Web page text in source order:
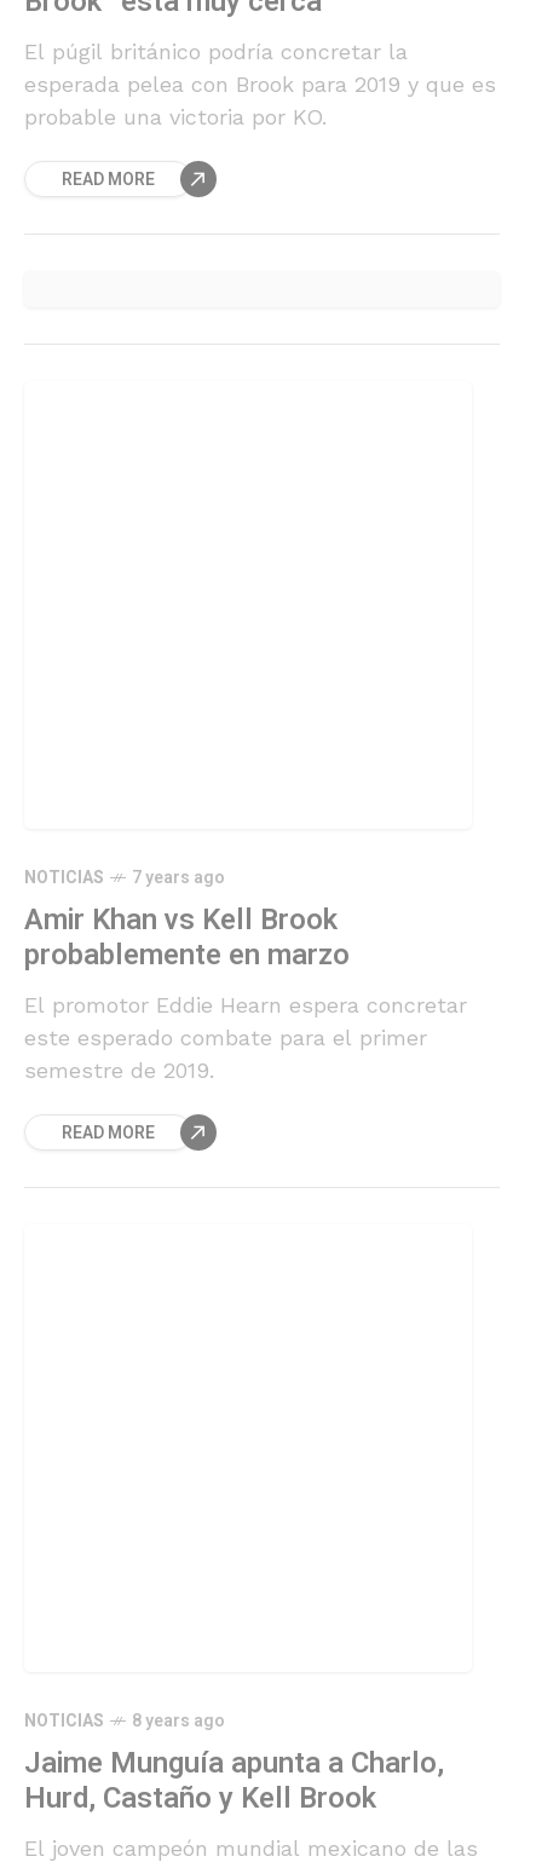
El púgil británico podría concretar la
esperada pelea con Brook para 2019 y que es
probable una victoria por KO.
READ MORE
NOTICIAS 7 years ago
Amir Khan vs Kell Brook
probablemente en marzo
El promotor Eddie Hearn espera concretar
este esperado combate para el primer
semestre de 2019.
READ MORE
NOTICIAS 8 years ago
Jaime Munguía apunta a Charlo,
Hurd, Castaño y Kell Brook
El joven campeón mundial mexicano de las